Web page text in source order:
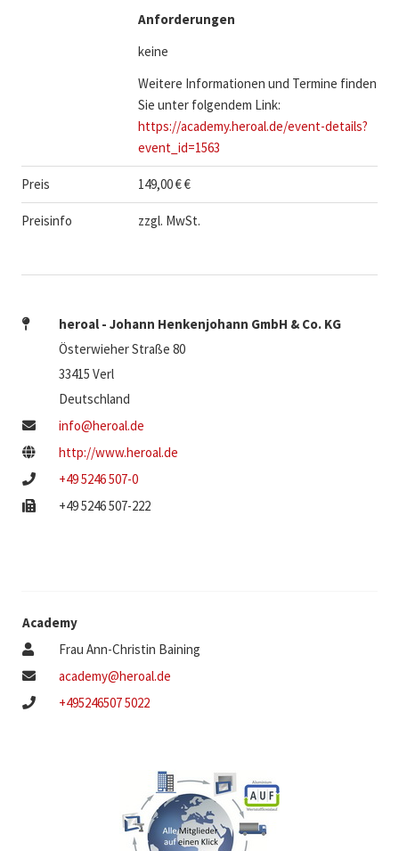
Anforderungen
keine
Weitere Informationen und Termine finden
Sie unter folgendem Link:
https://academy.heroal.de/event-details?
event_id=1563
Preis 149,00 € €
Preisinfo zzgl. MwSt.
heroal - Johann Henkenjohann GmbH & Co. KG
Österwieher Straße 80
33415 Verl
Deutschland
info@heroal.de
http://www.heroal.de
+49 5246 507-0
+49 5246 507-222
Academy
Frau Ann-Christin Baining
academy@heroal.de
+495246507 5022